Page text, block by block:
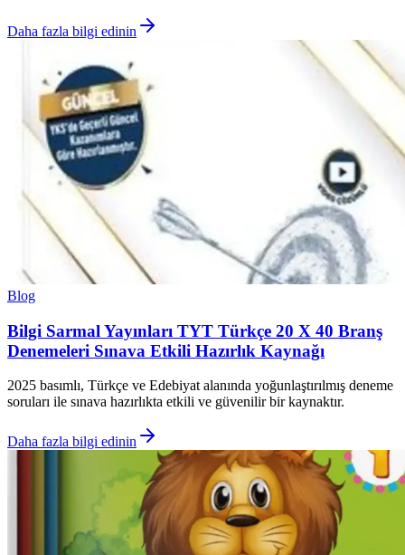
Daha fazla bilgi edinin
Blog
Bilgi Sarmal Yayınları TYT Türkçe 20 X 40 Branş
Denemeleri Sınava Etkili Hazırlık Kaynağı
2025 basımlı, Türkçe ve Edebiyat alanında yoğunlaştırılmış deneme
soruları ile sınava hazırlıkta etkili ve güvenilir bir kaynaktır.
Daha fazla bilgi edinin